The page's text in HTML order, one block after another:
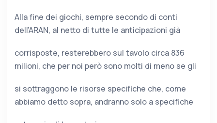
Alla fine dei giochi, sempre secondo di conti
dell’ARAN, al netto di tutte le anticipazioni già
corrisposte, resterebbero sul tavolo circa 836
milioni, che per noi però sono molti di meno se gli
si sottraggono le risorse specifiche che, come
abbiamo detto sopra, andranno solo a specifiche